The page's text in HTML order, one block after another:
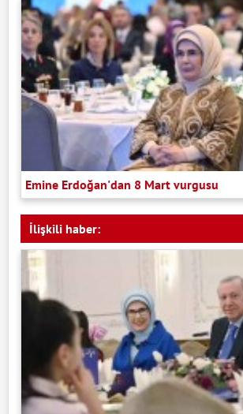
Emine Erdoğan'dan 8 Mart vurgusu
İlişkili haber: